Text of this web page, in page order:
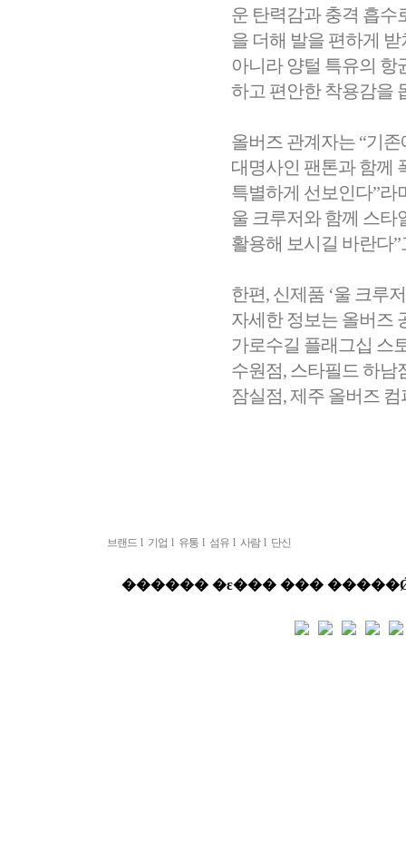
운 탄력감과 충격 흡수
을 더해 발을 편하게
아니라 양털 특유의 항
하고 편안한 착용감을
올버즈 관계자는 “기
대명사인 팬톤과 함께
특별하게 선보인다”라
울 크루저와 함께 스타
활용해 보시길 바란다”
한편, 신제품 ‘울 크루
자세한 정보는 올버즈
가로수길 플래그십 스
수원점, 스타필드 하남
잠실점, 제주 올버즈
브랜드 l 기업 l 유통 l 섬유 l 사람l 단신